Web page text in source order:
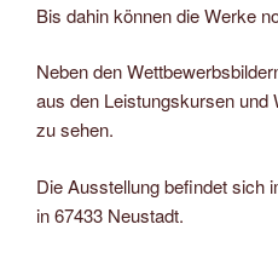
Bis dahin können die Werke
Neben den
aus den Leistungskursen und
zu sehen.
Die Ausstellung befindet sich
in 67433 Neustadt.